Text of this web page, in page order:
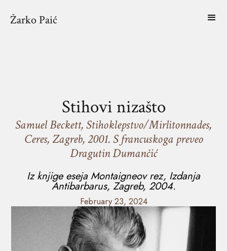
Žarko Paić
Stihovi nizašto
Samuel Beckett, Stihoklepstvo/Mirlitonnades,
Ceres, Zagreb, 2001. S francuskoga preveo
Dragutin Dumančić
Iz knjige eseja Montaigneov rez, Izdanja
Antibarbarus, Zagreb, 2004.
February 23, 2024